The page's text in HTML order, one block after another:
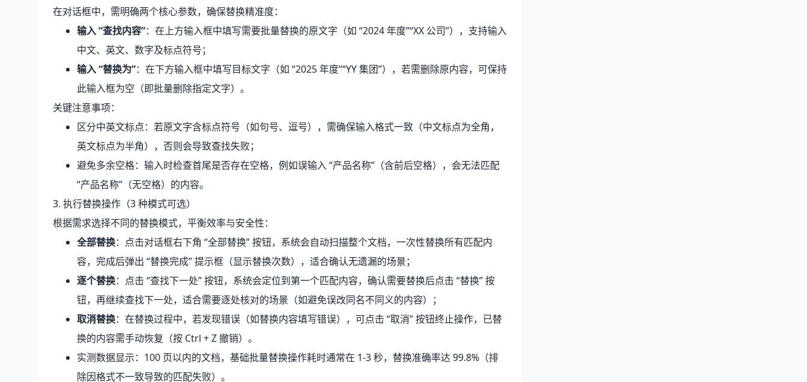
在对话框中，需明确两个核心参数，确保替换精准度：
输入 “查找内容”：在上方输入框中填写需要批量替换的原文字（如 “2024 年度”“XX 公司”），支持输入
中文、英文、数字及标点符号；
输入 “替换为”：在下方输入框中填写目标文字（如 “2025 年度”“YY 集团”），若需删除原内容，可保持
此输入框为空（即批量删除指定文字）。
关键注意事项：
区分中英文标点：若原文字含标点符号（如句号、逗号），需确保输入格式一致（中文标点为全角，
英文标点为半角），否则会导致查找失败；
避免多余空格：输入时检查首尾是否存在空格，例如误输入 “产品名称”（含前后空格），会无法匹配
“产品名称”（无空格）的内容。
3. 执行替换操作（3 种模式可选）
根据需求选择不同的替换模式，平衡效率与安全性：
全部替换：点击对话框右下角 “全部替换” 按钮，系统会自动扫描整个文档，一次性替换所有匹配内
容，完成后弹出 “替换完成” 提示框（显示替换次数），适合确认无遗漏的场景；
逐个替换：点击 “查找下一处” 按钮，系统会定位到第一个匹配内容，确认需要替换后点击 “替换” 按
钮，再继续查找下一处，适合需要逐处核对的场景（如避免误改同名不同义的内容）；
取消替换：在替换过程中，若发现错误（如替换内容填写错误），可点击 “取消” 按钮终止操作，已替
换的内容需手动恢复（按 Ctrl + Z 撤销）。
实测数据显示：100 页以内的文档，基础批量替换操作耗时通常在 1-3 秒，替换准确率达 99.8%（排
除因格式不一致导致的匹配失败）。